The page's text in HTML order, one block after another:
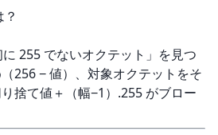
255 でないオクテット」を見つ
256 − 値）、対象オクテットをそ
捨て値＋（幅−1）.255 がブロー